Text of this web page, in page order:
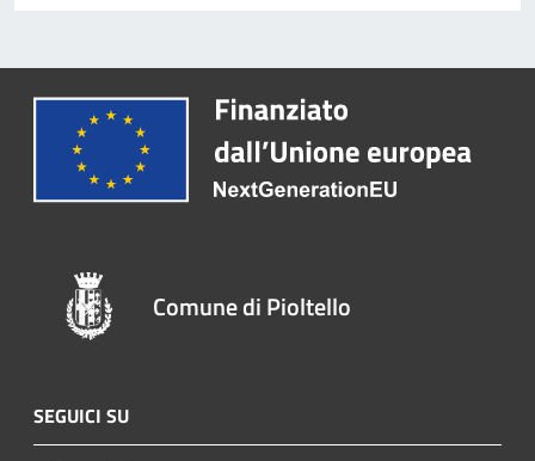
Comune di Pioltello
SEGUICI SU